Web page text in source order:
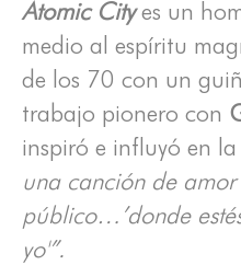
Atomic Cityes un
medio al espíritu
de los 70 con un
trabajo pionero con
inspiró e influyó en
una canción de
público…’donde
yo'”.